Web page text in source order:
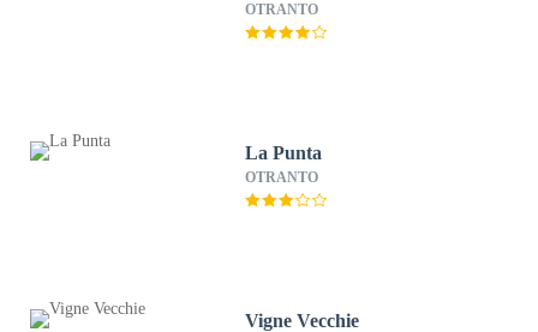
OTRANTO
La Punta
OTRANTO
Vigne Vecchie